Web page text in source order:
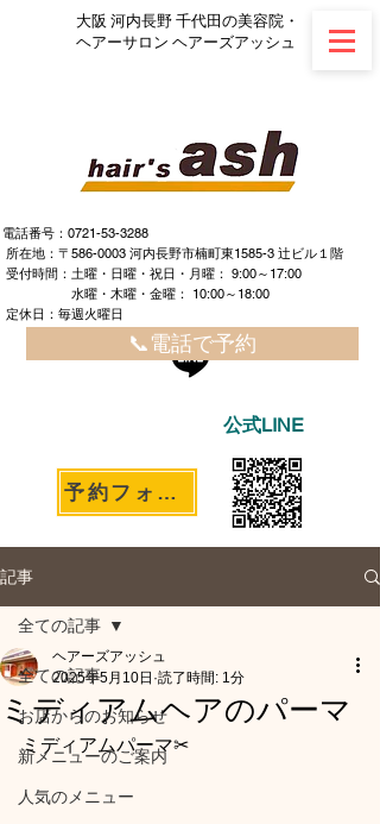
大阪 河内長野 千代田の美容院・
ヘアーサロン ヘアーズアッシュ
電話番号：0721-53-3288
所在地：〒586-0003 河内長野市楠町東1585-3 辻ビル１階
​ ​受付時間：土曜・日曜・祝日・月曜： 9:00～17:00
水曜・木曜・金曜： 10:00～18:00
定休日：毎週火曜日
📞電話で予約
公式LINE
予約フォームへ
記事
全ての記事
お店からのお知らせ
新メニューのご案内
人気のメニュー
全ての記事
ミディアムヘアのパーマ
ヘアーズアッシュ
2025年5月10日 読了時間: 1分
ミディアムパーマ✂